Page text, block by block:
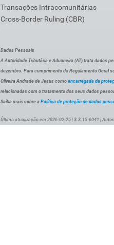
Transações Intracomunitárias
Cross-Border Ruling (CBR)
Dados Pessoais
A Autoridade Tributária e Aduaneira (AT) trata dados
dezembro. Para cumprimento do Regulamento Geral
Oliveira Andrade de Jesus como encarregada da
relacionadas com o tratamento dos seus dados
Saiba mais sobre a Política de proteção de dados
Última atualização em 2026-02-25 | 3.3.15-6041 |